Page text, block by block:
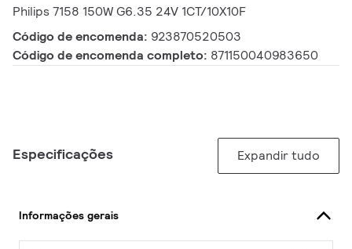
Philips 7158 150W G6.35 24V 1CT/10X10F
Código de encomenda: 923870520503
Código de encomenda completo: 871150040983650
Especificações Expandir tudo
Informações gerais